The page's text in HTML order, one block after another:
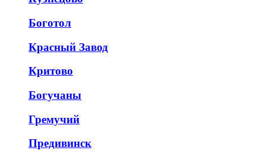
Боготол
Красный Завод
Критово
Богучаны
Гремучий
Предивинск